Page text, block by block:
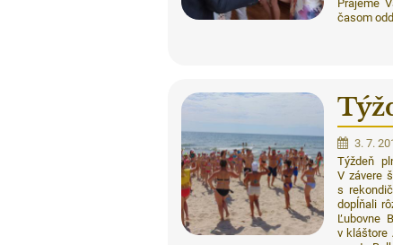
Prajeme
časom
3. 7.
Týždeň
V závere
s
dopĺňali
Ľubovne
v kláštore